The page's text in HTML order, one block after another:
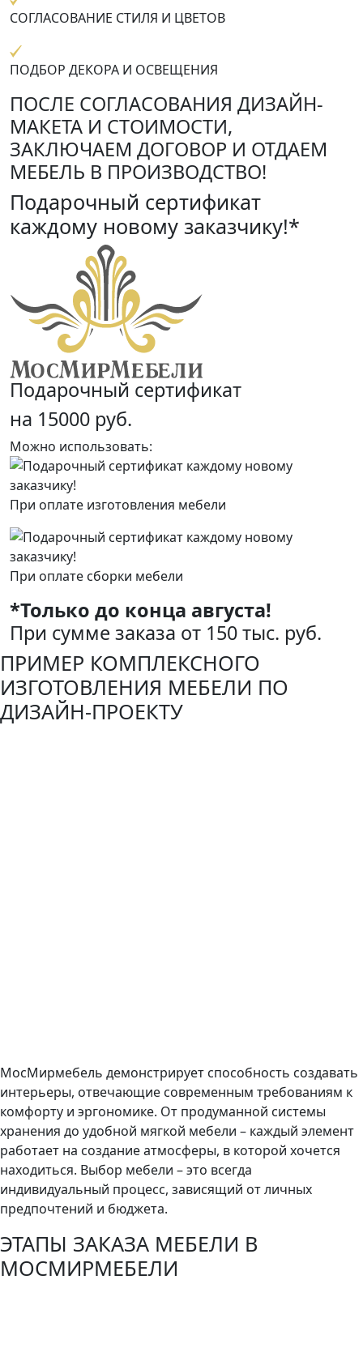
СОГЛАСОВАНИЕ СТИЛЯ И ЦВЕТОВ
ПОДБОР ДЕКОРА И ОСВЕЩЕНИЯ
ПОСЛЕ СОГЛАСОВАНИЯ ДИЗАЙН-
МАКЕТА И СТОИМОСТИ,
ЗАКЛЮЧАЕМ ДОГОВОР И ОТДАЕМ
МЕБЕЛЬ В ПРОИЗВОДСТВО!
Подарочный сертификат
каждому новому заказчику!*
Подарочный сертификат
на 15000 руб.
Можно использовать:
При оплате изготовления мебели
При оплате сборки мебели
*Только до конца августа!
При сумме заказа от 150 тыс. руб.
ПРИМЕР КОМПЛЕКСНОГО
ИЗГОТОВЛЕНИЯ МЕБЕЛИ ПО
ДИЗАЙН-ПРОЕКТУ
МосМирмебель демонстрирует способность создавать
интерьеры, отвечающие современным требованиям к
комфорту и эргономике. От продуманной системы
хранения до удобной мягкой мебели – каждый элемент
работает на создание атмосферы, в которой хочется
находиться. Выбор мебели – это всегда
индивидуальный процесс, зависящий от личных
предпочтений и бюджета.
ЭТАПЫ ЗАКАЗА МЕБЕЛИ В
МОСМИРМЕБЕЛИ